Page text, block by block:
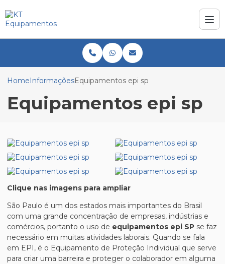
HomeInformaçõesEquipamentos epi sp
Equipamentos epi sp
Clique nas imagens para ampliar
São Paulo é um dos estados mais importantes do Brasil
com uma grande concentração de empresas, indústrias e
comércios, portanto o uso de equipamentos epi SP se faz
necessário em muitas atividades laborais. Quando se fala
em EPI, é o Equipamento de Proteção Individual que serve
para criar uma barreira e proteger o colaborador em alguma